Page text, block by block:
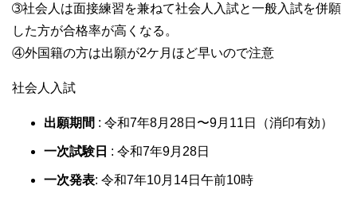
➂社会人は面接練習を兼ねて社会人入試と一般入試を併願
した方が合格率が高くなる。
④外国籍の方は出願が2ケ月ほど早いので注意
社会人入試
出願期間 : 令和7年8月28日〜9月11日（消印有効）
一次試験日 : 令和7年9月28日
一次発表: 令和7年10月14日午前10時